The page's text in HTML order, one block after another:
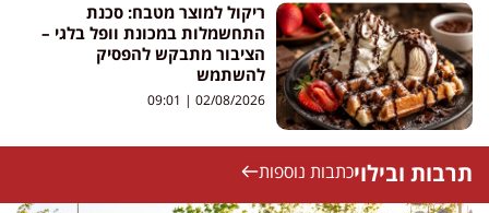
ריקול למוצר מטבח: סכנת
התחשמלות במכונת וופל בלגי –
הציבור מתבקש להפסיק
להשתמש
02/08/2026
תרבות ובילויכתבות נוספות